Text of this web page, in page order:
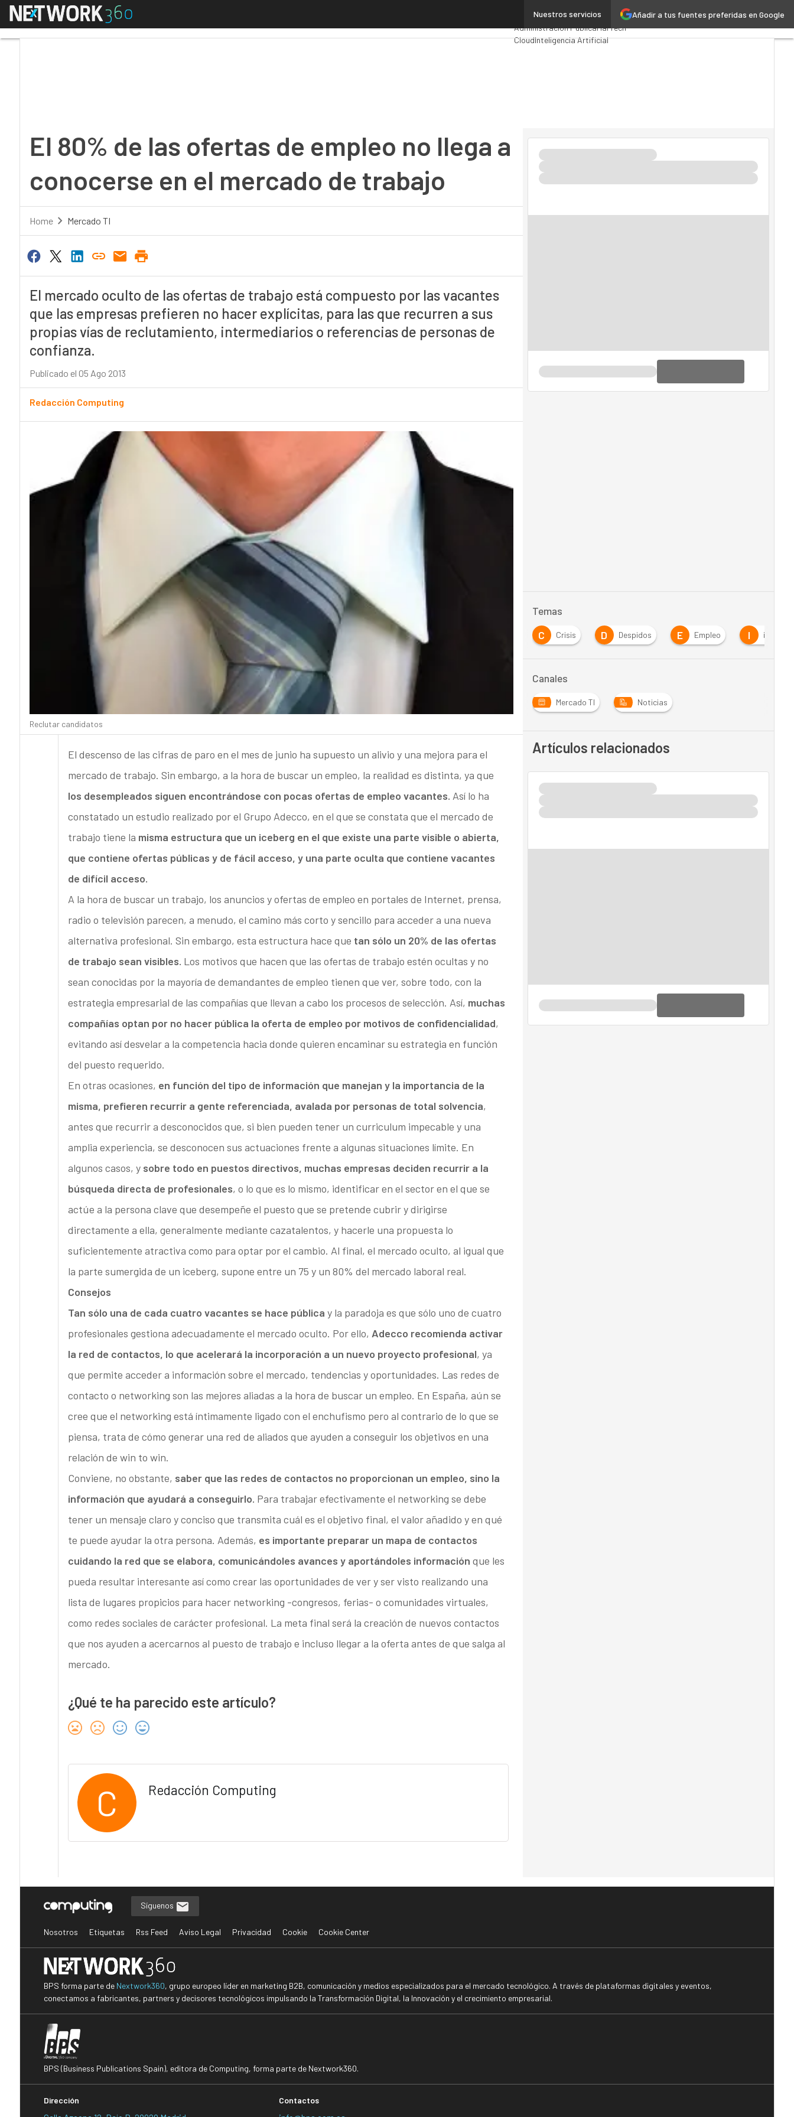
Añadir a tus fuentes preferidas en Google
Nuestros servicios
Menú Premios ComputingAnalytics
Administración PúblicaMarTech
CloudInteligencia Artificial
El 80% de las ofertas de empleo no llega a
conocerse en el mercado de trabajo
Home Mercado TI
El mercado oculto de las ofertas de trabajo está compuesto por las vacantes
que las empresas prefieren no hacer explícitas, para las que recurren a sus
propias vías de reclutamiento, intermediarios o referencias de personas de
confianza.
Publicado el 05 Ago 2013
Redacción Computing
Reclutar candidatos
El descenso de las cifras de paro en el mes de junio ha supuesto un alivio y una mejora para el
mercado de trabajo. Sin embargo, a la hora de buscar un empleo, la realidad es distinta, ya que
los desempleados siguen encontrándose con pocas ofertas de empleo vacantes. Así lo ha
constatado un estudio realizado por el Grupo Adecco, en el que se constata que el mercado de
trabajo tiene la misma estructura que un iceberg en el que existe una parte visible o abierta,
que contiene ofertas públicas y de fácil acceso, y una parte oculta que contiene vacantes
de difícil acceso.
A la hora de buscar un trabajo, los anuncios y ofertas de empleo en portales de Internet, prensa,
radio o televisión parecen, a menudo, el camino más corto y sencillo para acceder a una nueva
alternativa profesional. Sin embargo, esta estructura hace que tan sólo un 20% de las ofertas
de trabajo sean visibles. Los motivos que hacen que las ofertas de trabajo estén ocultas y no
sean conocidas por la mayoría de demandantes de empleo tienen que ver, sobre todo, con la
estrategia empresarial de las compañías que llevan a cabo los procesos de selección. Así, muchas
compañías optan por no hacer pública la oferta de empleo por motivos de confidencialidad,
evitando así desvelar a la competencia hacia donde quieren encaminar su estrategia en función
del puesto requerido.
En otras ocasiones, en función del tipo de información que manejan y la importancia de la
misma, prefieren recurrir a gente referenciada, avalada por personas de total solvencia,
antes que recurrir a desconocidos que, si bien pueden tener un curriculum impecable y una
amplia experiencia, se desconocen sus actuaciones frente a algunas situaciones límite. En
algunos casos, y sobre todo en puestos directivos, muchas empresas deciden recurrir a la
búsqueda directa de profesionales, o lo que es lo mismo, identificar en el sector en el que se
actúe a la persona clave que desempeñe el puesto que se pretende cubrir y dirigirse
directamente a ella, generalmente mediante cazatalentos, y hacerle una propuesta lo
suficientemente atractiva como para optar por el cambio. Al final, el mercado oculto, al igual que
la parte sumergida de un iceberg, supone entre un 75 y un 80% del mercado laboral real.
Consejos
Tan sólo una de cada cuatro vacantes se hace pública y la paradoja es que sólo uno de cuatro
profesionales gestiona adecuadamente el mercado oculto. Por ello, Adecco recomienda activar
la red de contactos, lo que acelerará la incorporación a un nuevo proyecto profesional, ya
que permite acceder a información sobre el mercado, tendencias y oportunidades. Las redes de
contacto o networking son las mejores aliadas a la hora de buscar un empleo. En España, aún se
cree que el networking está íntimamente ligado con el enchufismo pero al contrario de lo que se
piensa, trata de cómo generar una red de aliados que ayuden a conseguir los objetivos en una
relación de win to win.
Conviene, no obstante, saber que las redes de contactos no proporcionan un empleo, sino la
información que ayudará a conseguirlo. Para trabajar efectivamente el networking se debe
tener un mensaje claro y conciso que transmita cuál es el objetivo final, el valor añadido y en qué
te puede ayudar la otra persona. Además, es importante preparar un mapa de contactos
cuidando la red que se elabora, comunicándoles avances y aportándoles información que les
pueda resultar interesante así como crear las oportunidades de ver y ser visto realizando una
lista de lugares propicios para hacer networking -congresos, ferias- o comunidades virtuales,
como redes sociales de carácter profesional. La meta final será la creación de nuevos contactos
que nos ayuden a acercarnos al puesto de trabajo e incluso llegar a la oferta antes de que salga al
mercado.
¿Qué te ha parecido este artículo?
C Redacción Computing
Temas
C Crisis D Despidos E Empleo I internet
Canales
Mercado TI Noticias
Artículos relacionados
Síguenos
Nosotros Etiquetas Rss Feed Aviso Legal Privacidad Cookie Cookie Center
BPS forma parte de Nextwork360, grupo europeo líder en marketing B2B, comunicación y medios especializados para el mercado tecnológico. A través de plataformas digitales y eventos,
conectamos a fabricantes, partners y decisores tecnológicos impulsando la Transformación Digital, la Innovación y el crecimiento empresarial.
BPS (Business Publications Spain), editora de Computing, forma parte de Nextwork360.
Dirección Contactos